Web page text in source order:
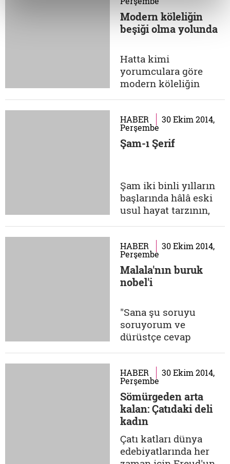
Mısır'ın darbeci devlet
başkanı Sisi'den
başkası değil. İsrail'in
merkezinin iki
numaralı ismi Efraim
Kam gibi pek çok...
Modern köleliğin
beşiği olma yolunda
Hatta kimi
yorumculara göre
modern köleliğin
toplumunda
günümüzün kölelerini
çoğu ucuz iş gücü
Asyalılar teşkil ediyor.
National Criminality
Agency (NCA)'nın bu
konuda düzenlediği...
HABER 30 Ekim 2014,
Perşembe
Şam-ı Şerif
Şam iki binli yılların
başlarında hâlâ eski
usul hayat tarzının,
sesiyle uyanan,
sabahları Feyruz
dinleyen, öğlenleri
bulduğu gölgede
vaktine doğru yediği
humus ve zeytinyağı
ağırlıklı ana...
HABER 30 Ekim 2014,
Perşembe
Malala'nın buruk
nobel'i
"Sana şu soruyu
soruyorum ve
dürüstçe cevap
insansız hava aracının
hedefi olsaydın bütün
dünya senin sağlığın
için endişelenir
miydi? 'Milletin Kızı'
olarak anılır mıydın?
Medya sana bu kadar
ilgi gösterir miydi?"
HABER 30 Ekim 2014,
Perşembe
Sömürgeden arta
kalan: Çatıdaki deli
kadın
Çatı katları dünya
edebiyatlarında her